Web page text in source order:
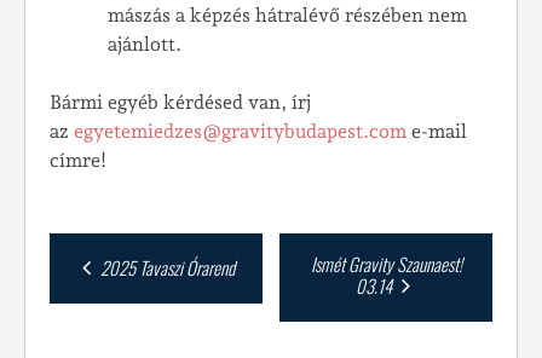
mászás a képzés hátralévő részében nem
ajánlott.
Bármi egyéb kérdésed van, írj
az egyetemiedzes@gravitybudapest.com e-mail
címre!
Post
navigation
2025 Tavaszi Órarend
Ismét Gravity Szaunaest!
03.14